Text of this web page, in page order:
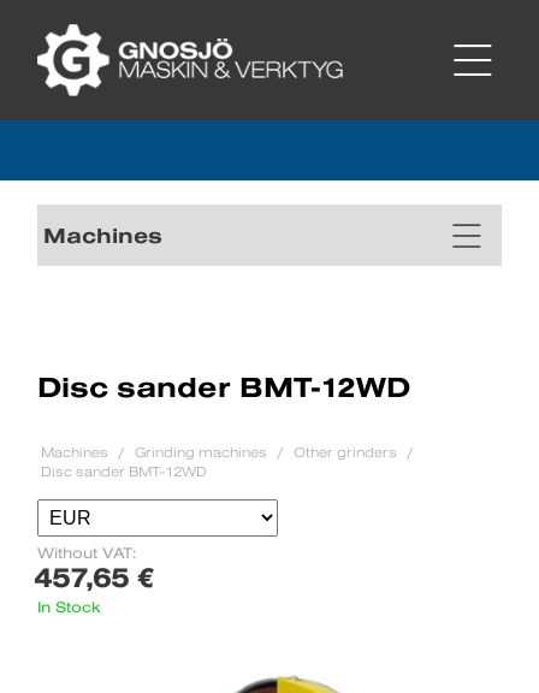
Machines
Disc sander BMT-12WD
Machines Grinding machines
Other grinders
Disc sander BMT-12WD
Without VAT:
457,65 €
In Stock